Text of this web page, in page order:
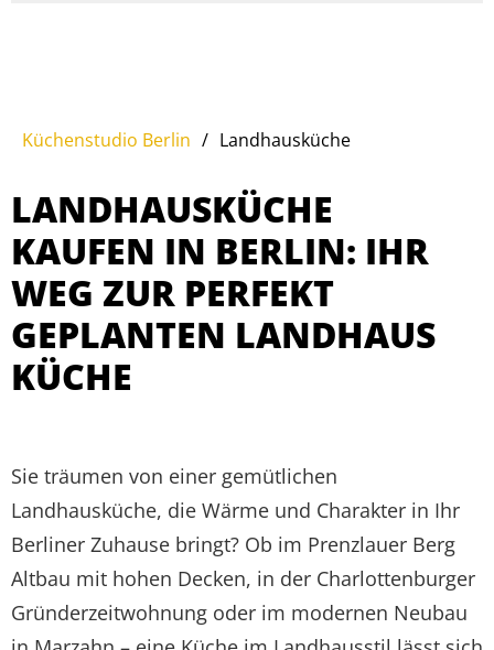
Küchenstudio Berlin / Landhausküche
LANDHAUSKÜCHE
KAUFEN IN BERLIN: IHR
WEG ZUR PERFEKT
GEPLANTEN LANDHAUS
KÜCHE
Sie träumen von einer gemütlichen
Landhausküche, die Wärme und Charakter in Ihr
Berliner Zuhause bringt? Ob im Prenzlauer Berg
Altbau mit hohen Decken, in der Charlottenburger
Gründerzeitwohnung oder im modernen Neubau